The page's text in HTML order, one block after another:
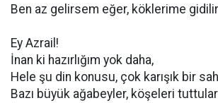
Ben az gelirsem eğer, köklerime
Ey Azrail!
İnan ki hazırlığım yok daha,
Hele şu din konusu, çok karışık bir
Bazı büyük ağabeyler, köşeleri tuttular